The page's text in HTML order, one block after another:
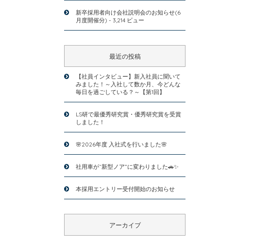
新卒採用者向け会社説明会のお知らせ(6
月度開催分) - 3,214 ビュー
最近の投稿
【社員インタビュー】新入社員に聞いて
みました！～入社して数か月、今どんな
毎日を過ごしている？～【第1回】
LS研で最優秀研究賞・優秀研究賞を受賞
しました！
🌸2026年度 入社式を行いました🌸
社用車が“新型ノア”に変わりました🚗✨
本採用エントリー受付開始のお知らせ
アーカイブ